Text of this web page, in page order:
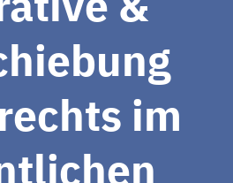
im